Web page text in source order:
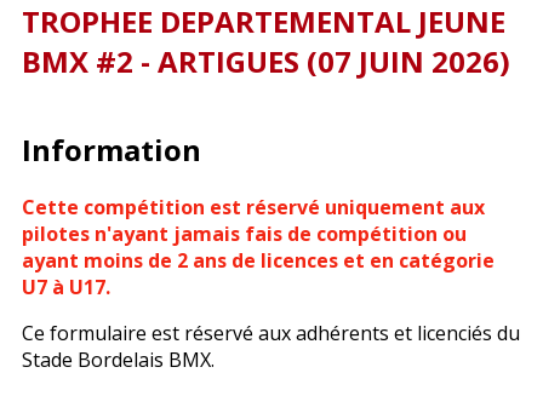
TROPHEE DEPARTEMENTAL JEUNE
BMX #2 - ARTIGUES (07 JUIN 2026)
Information
Cette compétition est réservé uniquement aux
pilotes n'ayant jamais fais de compétition ou
ayant moins de 2 ans de licences et en catégorie
U7 à U17.
Ce formulaire est réservé aux adhérents et licenciés du
Stade Bordelais BMX.